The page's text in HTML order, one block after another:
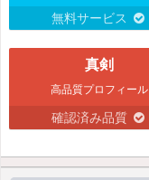
無料サービス
真剣
高品質プロフィール
確認済み品質